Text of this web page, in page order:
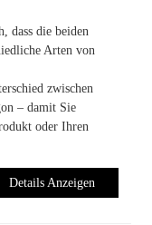
dass die beiden
Arten von
zwischen
– damit Sie
oder Ihren
Details Anzeigen